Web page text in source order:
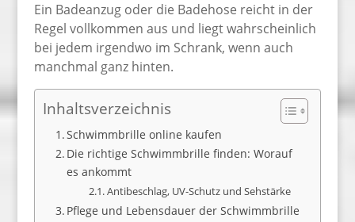
Ein Badeanzug oder die Badehose reicht in der
Regel vollkommen aus und liegt wahrscheinlich
bei jedem irgendwo im Schrank, wenn auch
manchmal ganz hinten.
Inhaltsverzeichnis
Schwimmbrille online kaufen
Die richtige Schwimmbrille finden: Worauf
es ankommt
Antibeschlag, UV-Schutz und Sehstärke
Pflege und Lebensdauer der Schwimmbrille